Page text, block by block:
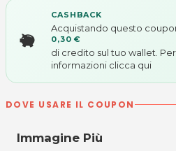
CASHBACK
Acquistando questo
0,30 €
di credito sul tuo wallet.
informazioni clicca qui
DOVE USARE IL COUPON
Immagine Più